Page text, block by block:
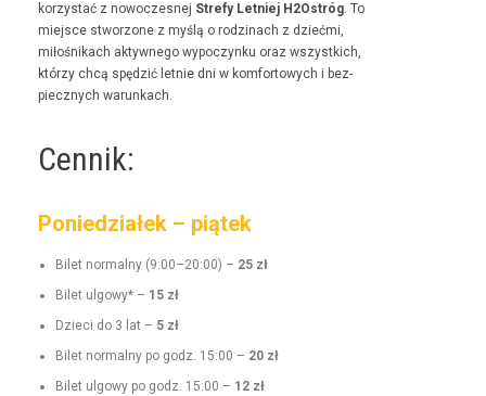
korzys­tać z nowoczes­nej Stre­fy Let­niej H2Ostróg. To
miejsce stwor­zone z myślą o rodz­i­nach z dzieć­mi,
miłośnikach akty­wnego wypoczynku oraz wszys­t­kich,
którzy chcą spędz­ić let­nie dni w kom­for­towych i bez­
piecznych warunkach.
Cennik:
Poniedziałek – piątek
Bilet nor­mal­ny (9:00–20:00) – 25 zł
Bilet ulgo­wy* – 15 zł
Dzieci do 3 lat – 5 zł
Bilet nor­mal­ny po godz. 15:00 – 20 zł
Bilet ulgo­wy po godz. 15:00 – 12 zł